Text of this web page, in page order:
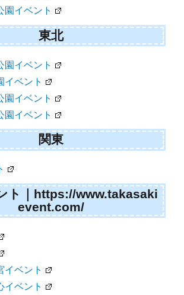
園イベント
東北
園イベント
イベント
園イベント
園イベント
関東
ト｜https://www.takasaki
event.com/
イベント
イベント